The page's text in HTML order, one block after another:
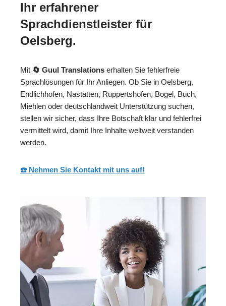
Ihr erfahrener
Sprachdienstleister für
Oelsberg.
Mit 🔄 Guul Translations erhalten Sie fehlerfreie
Sprachlösungen für Ihr Anliegen. Ob Sie in Oelsberg,
Endlichhofen, Nastätten, Ruppertshofen, Bogel, Buch,
Miehlen oder deutschlandweit Unterstützung suchen,
stellen wir sicher, dass Ihre Botschaft klar und fehlerfrei
vermittelt wird, damit Ihre Inhalte weltweit verstanden
werden.
☎️ Nehmen Sie Kontakt mit uns auf!